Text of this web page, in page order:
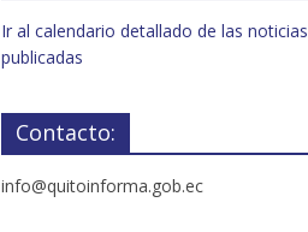
Ir al calendario detallado de las noticias
publicadas
Contacto:
info@quitoinforma.gob.ec